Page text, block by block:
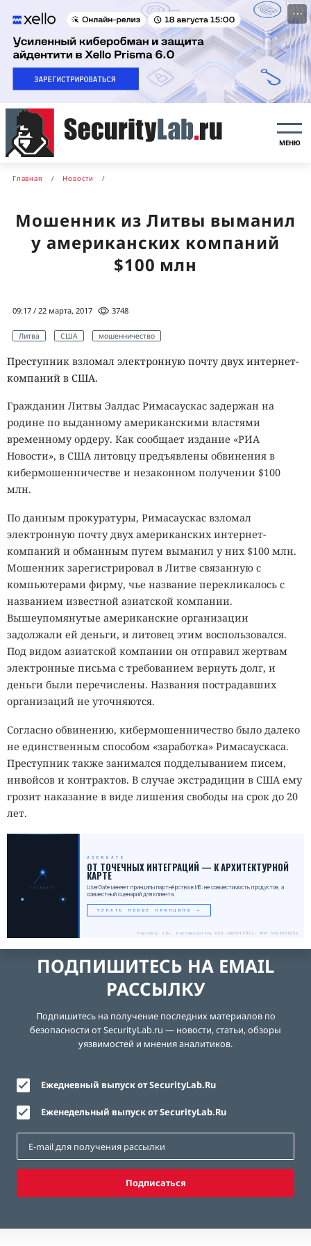
···
МЕНЮ
Главная Новости
Мошенник из Литвы выманил
у американских компаний
$100 млн
09:17 / 22 марта, 2017 3748
Литва США мошенничество
Преступник взломал электронную почту двух интернет-
компаний в США.
Гражданин Литвы Эалдас Римасаускас задержан на
родине по выданному американскими властями
временному ордеру. Как сообщает издание «РИА
Новости», в США литовцу предъявлены обвинения в
кибермошенничестве и незаконном получении $100
млн.
По данным прокуратуры, Римасаускас взломал
электронную почту двух американских интернет-
компаний и обманным путем выманил у них $100 млн.
Мошенник зарегистрировал в Литве связанную с
компьютерами фирму, чье название перекликалось с
названием известной азиатской компании.
Вышеупомянутые американские организации
задолжали ей деньги, и литовец этим воспользовался.
Под видом азиатской компании он отправил жертвам
электронные письма с требованием вернуть долг, и
деньги были перечислены. Названия пострадавших
организаций не уточняются.
Согласно обвинению, кибермошенничество было далеко
не единственным способом «заработка» Римасаускаса.
Преступник также занимался подделыванием писем,
инвойсов и контрактов. В случае экстрадиции в США ему
грозит наказание в виде лишения свободы на срок до 20
лет.
USERGATE
USERGATE
ОТ ТОЧЕЧНЫХ ИНТЕГРАЦИЙ — К АРХИТЕКТУРНОЙ
КАРТЕ
UserGate меняет принципы партнёрства в ИБ: не совместимость продуктов, а
совместный сценарий для клиента.
УЗНАТЬ НОВЫЕ ПРИНЦИПЫ →
Реклама. 18+. Рекламодатель ООО «ЮЗЕРГЕЙТ», ИНН 5408308256
ПОДПИШИТЕСЬ НА EMAIL
РАССЫЛКУ
Подпишитесь на получение последних материалов по
безопасности от SecurityLab.ru — новости, статьи, обзоры
уязвимостей и мнения аналитиков.
Ежедневный выпуск от SecurityLab.Ru
Еженедельный выпуск от SecurityLab.Ru
Подписаться